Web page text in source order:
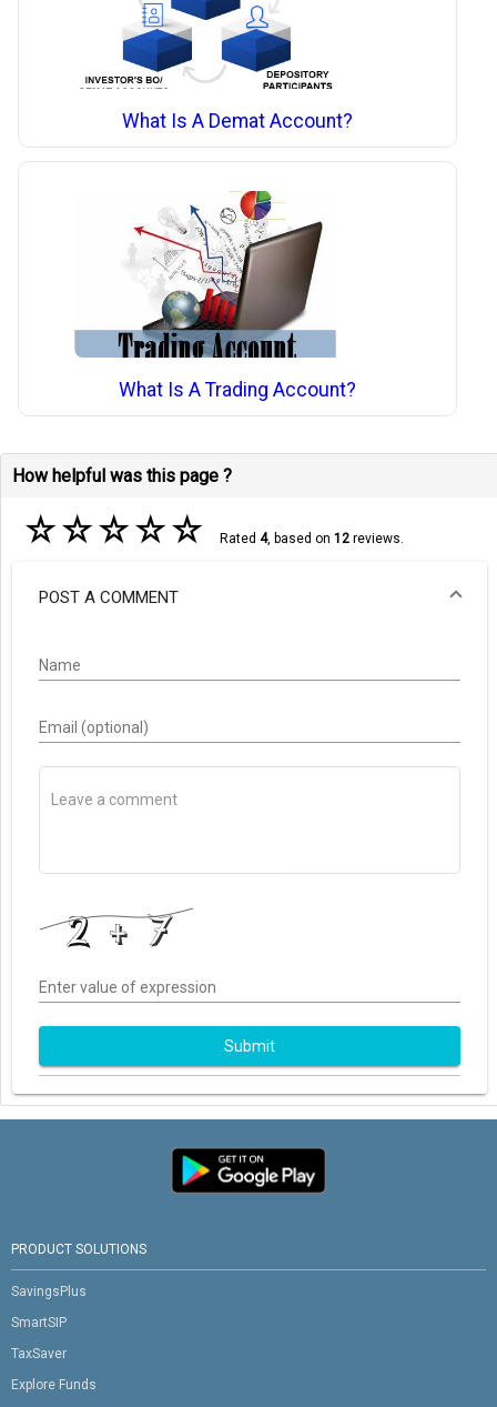
What Is A Demat Account?
What Is A Trading Account?
How helpful was this page ?
☆☆☆☆☆ Rated 4, based on 12reviews.
POST A COMMENT
Name
Email (optional)
Enter value of expression
Submit
PRODUCT SOLUTIONS
SavingsPlus
SmartSIP
TaxSaver
Explore Funds